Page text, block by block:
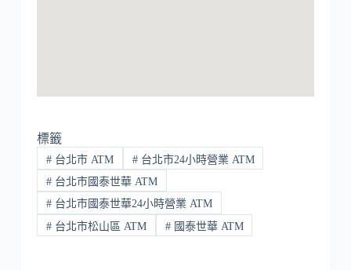
標籤
#台北市 ATM #台北市24小時營業 ATM
#台北市國泰世華 ATM
#台北市國泰世華24小時營業 ATM
#台北市松山區 ATM #國泰世華 ATM